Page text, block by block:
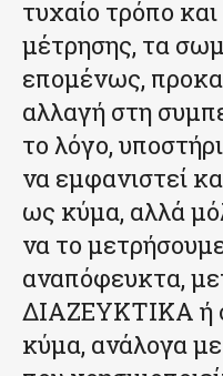
τυχαίο τρόπο
μέτρησης, τα
επομένως,
αλλαγή στη
το λόγο,
να εμφανιστεί
ως κύμα, αλλά
να το
αναπόφευκτα,
ΔΙΑΖΕΥΚΤΙΚΑ ή
κύμα, ανάλογα